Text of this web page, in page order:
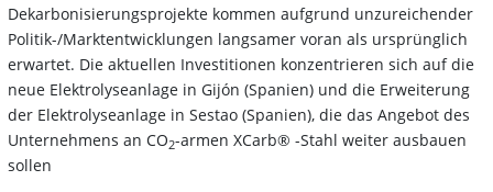
Dekarbonisierungsprojekte kommen aufgrund unzureichender
Politik-/Marktentwicklungen langsamer voran als ursprünglich
erwartet. Die aktuellen Investitionen konzentrieren sich auf die
neue Elektrolyseanlage in Gijón (Spanien) und die Erweiterung
der Elektrolyseanlage in Sestao (Spanien), die das Angebot des
Unternehmens an CO2-armen XCarb® -Stahl weiter ausbauen
sollen